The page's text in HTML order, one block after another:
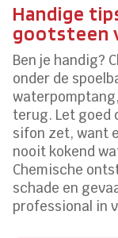
Handige
gootsteen
Ben je handig?
onder de
terug. Let goed
sifon zet, want
nooit kokend
Chemische
schade en
professional in